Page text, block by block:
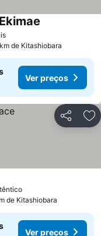
de Kitashiobara
Ver preços
Partilhar
de Kitashiobara
Ver preços